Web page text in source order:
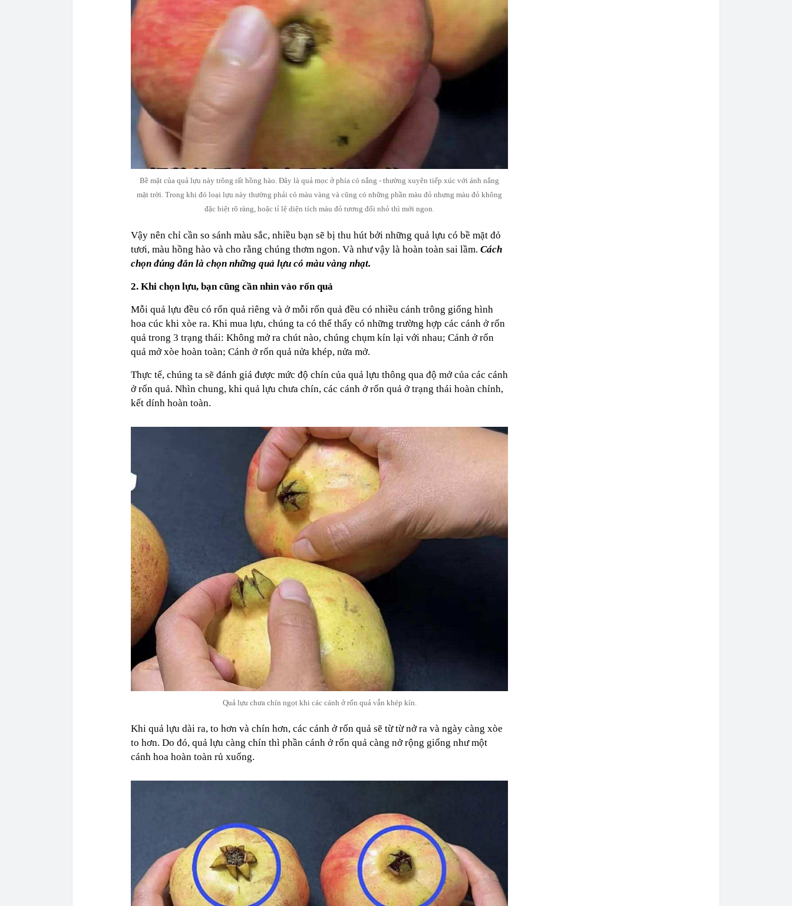
Bề mặt của quả lựu này trông rất hồng hào. Đây là quả mọc ở phía có nắng - thường xuyên tiếp xúc với ánh nắng
mặt trời. Trong khi đó loại lựu này thường phải có màu vàng và cũng có những phần màu đỏ nhưng màu đỏ không
đặc biệt rõ ràng, hoặc tỉ lệ diện tích màu đỏ tương đối nhỏ thì mới ngon.
Vậy nên chỉ cần so sánh màu sắc, nhiều bạn sẽ bị thu hút bởi những quả lựu có bề mặt đỏ
tươi, màu hồng hào và cho rằng chúng thơm ngon. Và như vậy là hoàn toàn sai lầm. Cách
chọn đúng đắn là chọn những quả lựu có màu vàng nhạt.
2. Khi chọn lựu, bạn cũng cần nhìn vào rốn quả
Mỗi quả lựu đều có rốn quả riêng và ở mỗi rốn quả đều có nhiều cánh trông giống hình
hoa cúc khi xòe ra. Khi mua lựu, chúng ta có thể thấy có những trường hợp các cánh ở rốn
quả trong 3 trạng thái: Không mở ra chút nào, chúng chụm kín lại với nhau; Cánh ở rốn
quả mở xòe hoàn toàn; Cánh ở rốn quả nửa khép, nửa mở.
Thực tế, chúng ta sẽ đánh giá được mức độ chín của quả lựu thông qua độ mở của các cánh
ở rốn quả. Nhìn chung, khi quả lựu chưa chín, các cánh ở rốn quả ở trạng thái hoàn chỉnh,
kết dính hoàn toàn.
Quả lựu chưa chín ngọt khi các cánh ở rốn quả vẫn khép kín.
Khi quả lựu dài ra, to hơn và chín hơn, các cánh ở rốn quả sẽ từ từ nở ra và ngày càng xòe
to hơn. Do đó, quả lựu càng chín thì phần cánh ở rốn quả càng nở rộng giống như một
cánh hoa hoàn toàn rủ xuống.